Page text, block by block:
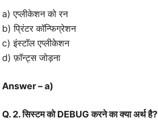
a) एप्लीकेशन को रन
b) प्रिंटर कॉन्फिग्रेशन
c) इंस्टॉल एप्लीकेशन
d) फ़ॉन्ट्स जोड़ना
Answer – a)
Q. 2. सिस्टम को DEBUG करने का क्या अर्थ है?